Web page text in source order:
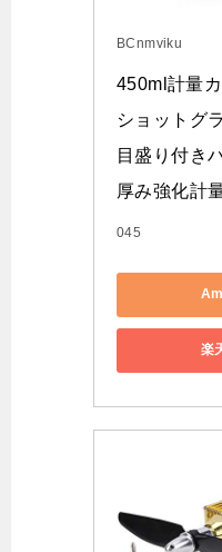
BCnmviku
450ml計量
ショットグ
目盛り付き
厚み強化計
045
楽